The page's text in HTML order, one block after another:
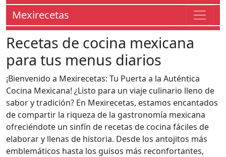
Mexirecetas
Recetas de cocina mexicana
para tus menus diarios
¡Bienvenido a Mexirecetas: Tu Puerta a la Auténtica
Cocina Mexicana! ¿Listo para un viaje culinario lleno de
sabor y tradición? En Mexirecetas, estamos encantados
de compartir la riqueza de la gastronomía mexicana
ofreciéndote un sinfín de recetas de cocina fáciles de
elaborar y llenas de historia. Desde los antojitos más
emblemáticos hasta los guisos más reconfortantes,